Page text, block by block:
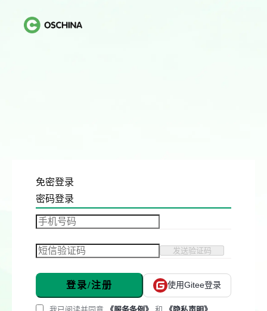
免密登录
密码登录
发送验证码
登录/注册 使用Gitee登录
我已阅读并同意 《服务条例》 和 《隐私声明》